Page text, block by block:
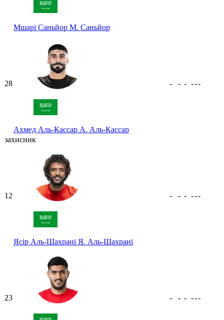
Мшарі Саньйор М. Саньйор
28
Ахмед Аль-Кассар А. Аль-Кассар
- - - ---
захисник
12
Ясір Аль-Шахрані Я. Аль-Шахрані
- - - ---
23 - - - ---